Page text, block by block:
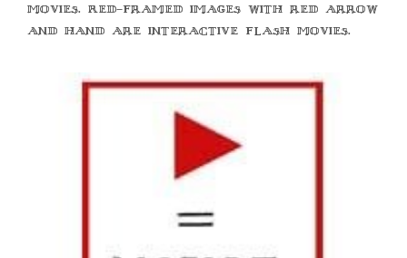
movies. Red-framed images with red arrow
and hand are interactive flash movies.